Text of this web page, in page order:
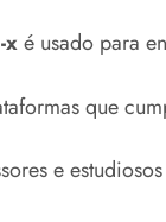
xé usado para
que
e